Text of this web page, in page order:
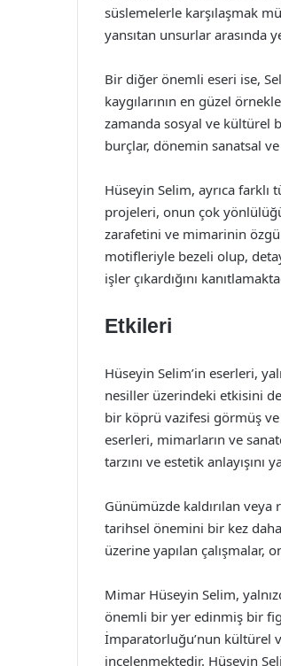
süslemelerle karşılaşmak
yansıtan unsurlar arasında
Bir diğer önemli eseri ise,
kaygılarının en güzel
zamanda sosyal ve kültürel
burçlar, dönemin sanatsal ve
Hüseyin Selim, ayrıca farklı
projeleri, onun çok
zarafetini ve mimarinin
motifleriyle bezeli olup,
işler çıkardığını
Etkileri
Hüseyin Selim’in eserleri,
nesiller üzerindeki etkisini
bir köprü vazifesi görmüş ve
eserleri, mimarların ve
tarzını ve estetik anlayışını
Günümüzde kaldırılan
tarihsel önemini bir kez
üzerine yapılan çalışmalar,
Mimar Hüseyin Selim,
önemli bir yer edinmiş bir
İmparatorluğu’nun kültürel
incelenmektedir. Hüseyin